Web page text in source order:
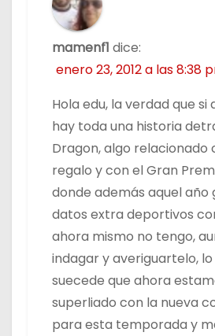
mamenf1 dice:
enero 23, 2012 a las 8:38
Hola edu, la verdad que si
hay toda una historia
Dragon, algo relacionado
regalo y con el Gran
donde además aquel año
datos extra deportivos
ahora mismo no tengo,
indagar y averiguartelo, lo
suecede que ahora
superliado con la nueva
para esta temporada y